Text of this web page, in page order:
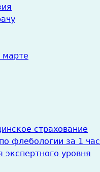
страхование
флебологии за 1 час
экспертного уровня